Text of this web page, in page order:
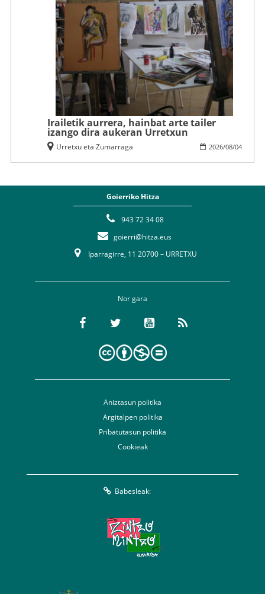
Irailetik aurrera, hainbat arte tailer
izango dira aukeran Urretxun
2026/08/04
Urretxu eta Zumarraga
Goierriko Hitza
943 72 34 08
goierri@hitza.eus
Iparragirre, 11 20700 – URRETXU
Nor gara
Aniztasun politika
Argitalpen politika
Pribatutasun politika
Cookieak
Babesleak: